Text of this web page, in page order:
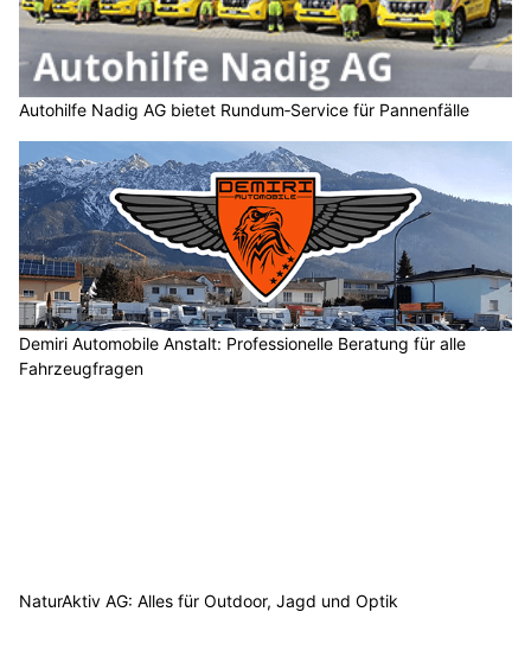
Autohilfe Nadig AG bietet Rundum‑Service für Pannenfälle
Demiri Automobile Anstalt: Professionelle Beratung für alle
Fahrzeugfragen
NaturAktiv AG: Alles für Outdoor, Jagd und Optik